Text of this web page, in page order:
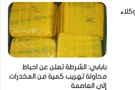
بابابي: الشرطة تعلن عن احباط
محاولة تهريب كمية من المخدرات
إلى العاصمة